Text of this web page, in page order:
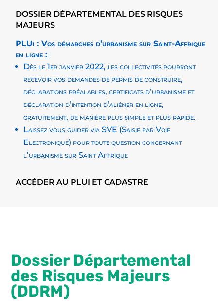
DOSSIER DÉPARTEMENTAL DES RISQUES
MAJEURS
PLUi : Vos démarches d’urbanisme sur Saint-Affrique
en ligne :
Dès le 1er janvier 2022, les collectivités pourront
recevoir vos demandes de permis de construire,
déclarations préalables, certificats d’urbanisme et
déclaration d’intention d’aliéner en ligne,
gratuitement, de manière plus simple et plus rapide.
Laissez vous guider via SVE (Saisie par Voie
Electronique) pour toute question concernant
l’urbanisme sur Saint Affrique
ACCÉDER AU PLUI ET CADASTRE
Dossier Départemental
des Risques Majeurs
(DDRM)